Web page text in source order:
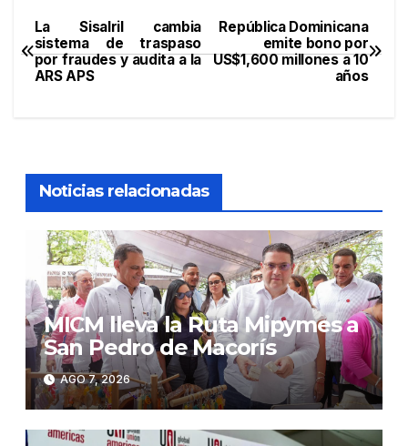
Navegación
de
República Dominicana
emite bono por
US$1,600 millones a 10
años
La Sisalril cambia
sistema de traspaso
por fraudes y audita a la
ARS APS
Noticias relacionadas
MICM lleva la Ruta Mipymes a
San Pedro de Macorís
AGO 7, 2026